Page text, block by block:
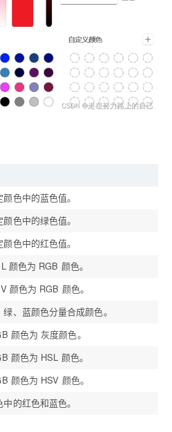
色中的蓝色值。
色中的绿色值。
色中的红色值。
颜色为 RGB 颜色。
颜色为 RGB 颜色。
、蓝颜色分量合成颜色。
颜色为 灰度颜色。
颜色为 HSL 颜色。
颜色为 HSV 颜色。
的红色和蓝色。